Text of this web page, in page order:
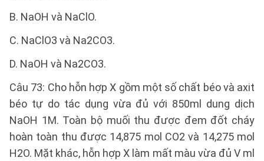
B. NaOH và NaClO.
C. NaClO3 và Na2CO3.
D. NaOH và Na2CO3.
Câu 73: Cho hỗn hợp X gồm một số chất béo và axit
béo tự do tác dụng vừa đủ với 850ml dung dịch
NaOH 1M. Toàn bộ muối thu được đem đốt cháy
hoàn toàn thu được 14,875 mol CO2 và 14,275 mol
H2O. Mặt khác, hỗn hợp X làm mất màu vừa đủ V ml